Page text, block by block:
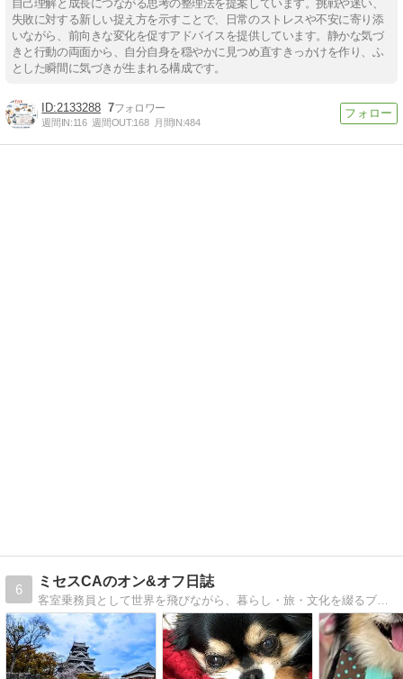
自己理解と成長につながる思考の整理法を提案しています。挑戦や迷い、
失敗に対する新しい捉え方を示すことで、日常のストレスや不安に寄り添
いながら、前向きな変化を促すアドバイスを提供しています。静かな気づ
きと行動の両面から、自分自身を穏やかに見つめ直すきっかけを作り、ふ
とした瞬間に気づきが生まれる構成です。
2133288 7
週間IN:116 週間OUT:168 月間IN:484
6
ミセスCAのオン&オフ日誌
客室乗務員として世界を飛びながら、暮らし・旅・文化を綴るブログ。CAの日常やフライトの話、40代50代の女性に寄り添う美容やジュエリーを、実体験ベースで紹介しています。